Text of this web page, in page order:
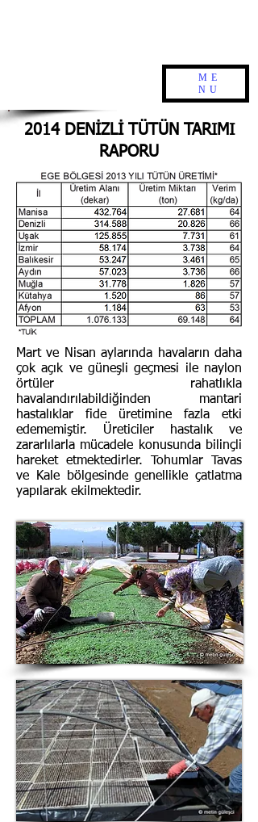
ME
NU
2014 DENİZLİ TÜTÜN TARIMI
RAPORU
Mart ve Nisan aylarında havaların daha
çok açık ve güneşli geçmesi ile naylon
örtüler rahatlıkla
havalandırılabildiğinden mantari
hastalıklar fide üretimine fazla etki
edememiştir. Üreticiler hastalık ve
zararlılarla mücadele konusunda bilinçli
hareket etmektedirler. Tohumlar Tavas
ve Kale bölgesinde genellikle çatlatma
yapılarak ekilmektedir.